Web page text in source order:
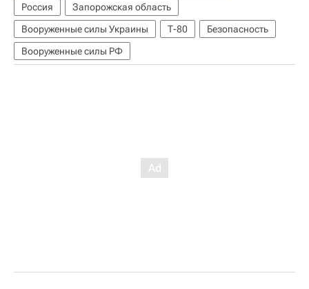
Россия
Запорожская область
Вооруженные силы Украины
Т-80
Безопасность
Вооруженные силы РФ